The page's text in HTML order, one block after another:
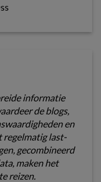
informatie
de blogs,
en
regelmatig last-
gecombineerd
maken het
reizen.